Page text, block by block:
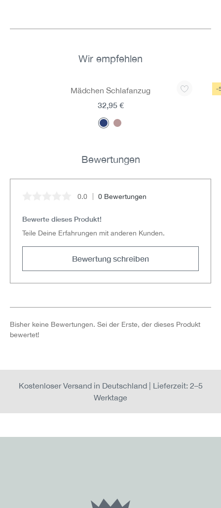
Wir empfehlen
Mädchen Schlafanzug
32,95 €
-
Bewertungen
Durchschnittliche Bewertung von 0 von 5 Sternen
0.0 0 Bewertungen
Bewerte dieses Produkt!
Teile Deine Erfahrungen mit anderen Kunden.
Bewertung schreiben
Bisher keine Bewertungen. Sei der Erste, der dieses Produkt
bewertet!
Kostenloser Versand in Deutschland | Lieferzeit: 2–5
Werktage